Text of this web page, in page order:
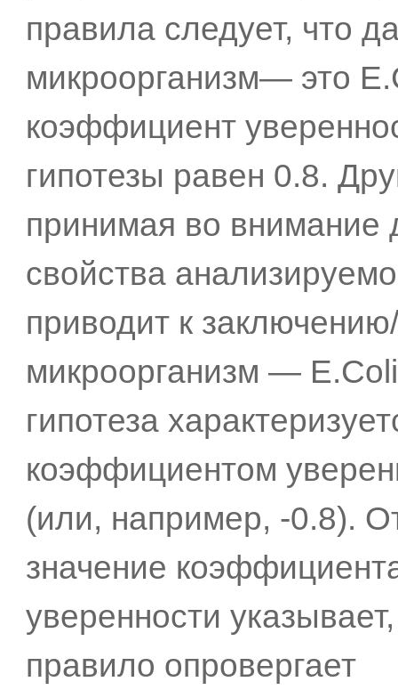
правила следует, что
микроорганизм— это
коэффициент
гипотезы равен 0.8.
принимая во внимание
свойства
приводит к
микроорганизм —
гипотеза
коэффициентом
(или, например, -0.8).
значение
уверенности
правило опровергает